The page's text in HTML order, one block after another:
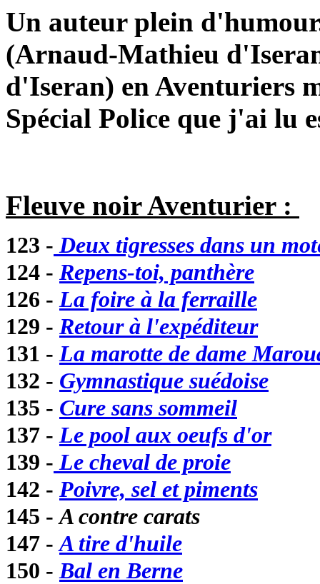
Un auteur plein
(Arnaud-Mathieu
d'Iseran) en Aventuriers
Spécial Police que j'ai lu
Fleuve noir Aventurier :
123 - Deux tigresses dans un
124 - Repens-toi, panthère
126 -La foire à la ferraille
129 - Retour à l'expéditeur
131 - La marotte de dame
132 - Gymnastique suédoise
135 - Cure sans sommeil
137 -Le pool aux oeufs d'or
139 - Le cheval de proie
142 - Poivre, sel et piments
145 -A contre carats
147 -A tire d'huile
150 -Bal en Berne